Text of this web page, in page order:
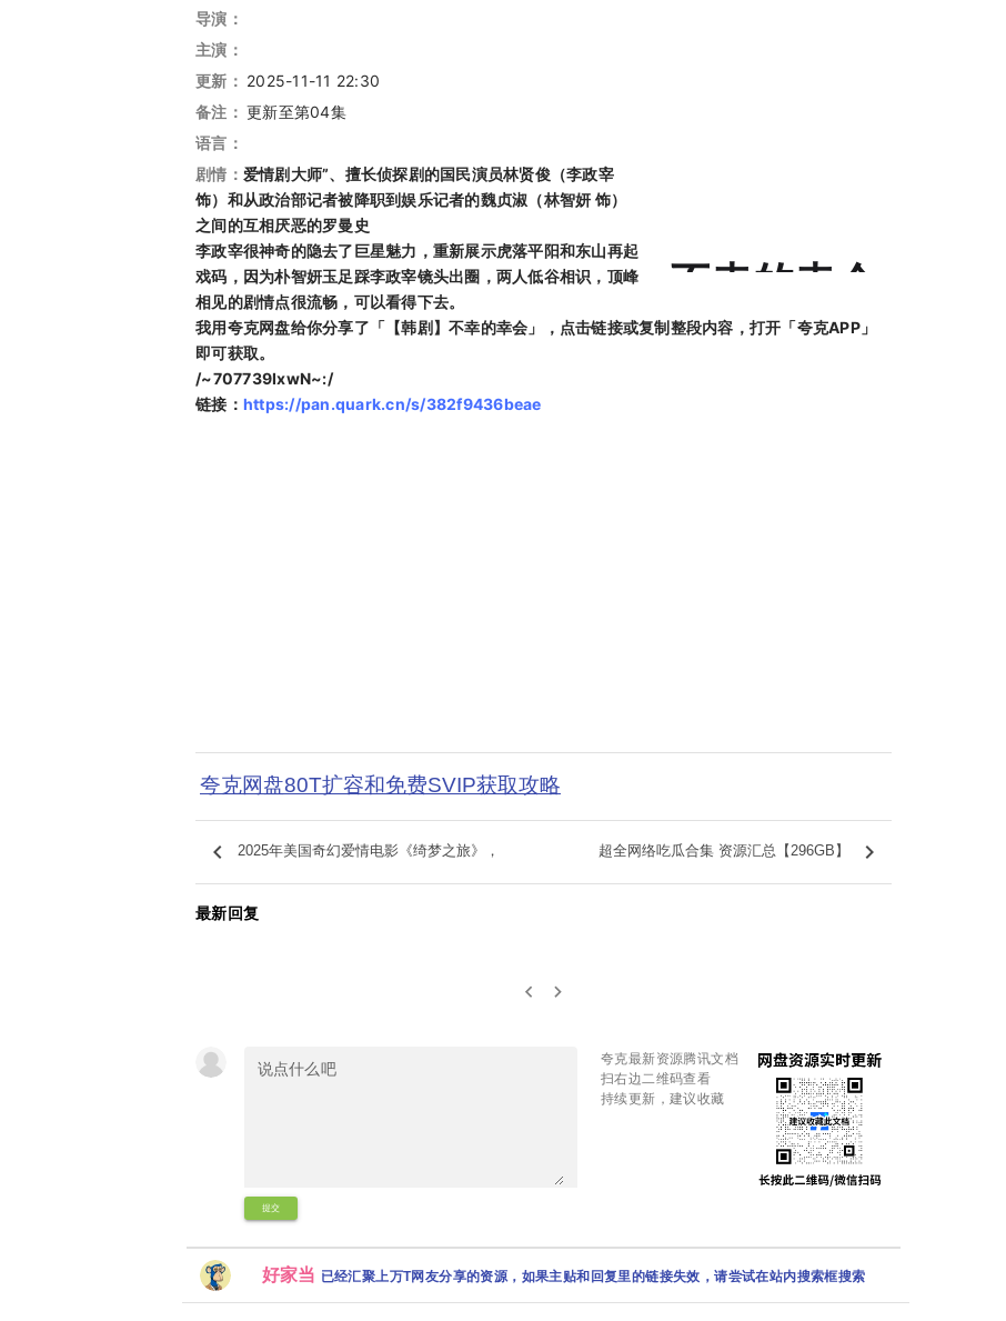
不幸的幸会
导演：
主演：
更新： 2025-11-11 22:30
备注： 更新至第04集
语言：
剧情： 爱情剧大师”、擅长侦探剧的国民演员林贤俊（李政宰
饰）和从政治部记者被降职到娱乐记者的魏贞淑（林智妍 饰）
之间的互相厌恶的罗曼史
李政宰很神奇的隐去了巨星魅力，重新展示虎落平阳和东山再起
戏码，因为朴智妍玉足踩李政宰镜头出圈，两人低谷相识，顶峰
相见的剧情点很流畅，可以看得下去。
我用夸克网盘给你分享了「【韩剧】不幸的幸会」，点击链接或复制整段内容，打开「夸克APP」
即可获取。
/~707739IxwN~:/
链接： https://pan.quark.cn/s/382f9436beae
夸克网盘80T扩容和免费SVIP获取攻略
keyboard_arrow_left 2025年美国奇幻爱情电影《绮梦之旅》， 超全网络吃瓜合集 资源汇总【296GB】 keyboard_arrow_right
最新回复
keyboard_arrow_left keyboard_arrow_right
提交
夸克最新资源腾讯文档
扫右边二维码查看
持续更新，建议收藏
好家当 已经汇聚上万T网友分享的资源，如果主贴和回复里的链接失效，请尝试在站内搜索框搜索